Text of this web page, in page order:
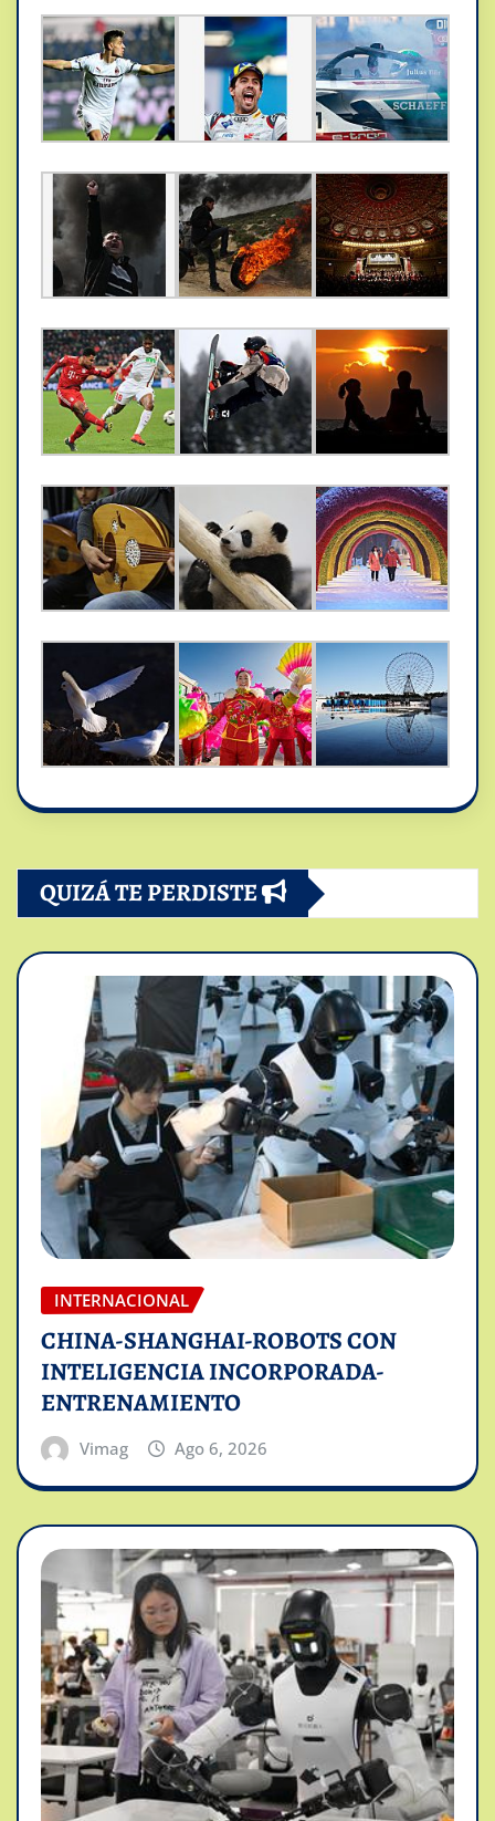
QUIZÁ TE PERDISTE
INTERNACIONAL
CHINA-SHANGHAI-ROBOTS CON
INTELIGENCIA INCORPORADA-
ENTRENAMIENTO
Vimag Ago 6, 2026